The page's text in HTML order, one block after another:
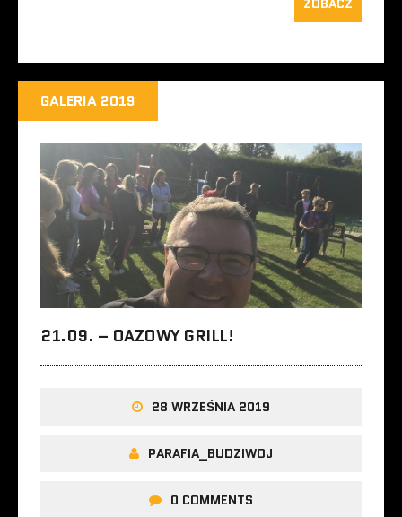
GALERIA 2019
21.09. – OAZOWY GRILL!
28 WRZEŚNIA 2019
PARAFIA_BUDZIWOJ
0 COMMENTS